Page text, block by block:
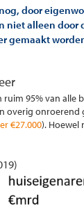
door
niet alleen
gemaakt
95% van alle
overig onroerend
€27.000). Hoewel